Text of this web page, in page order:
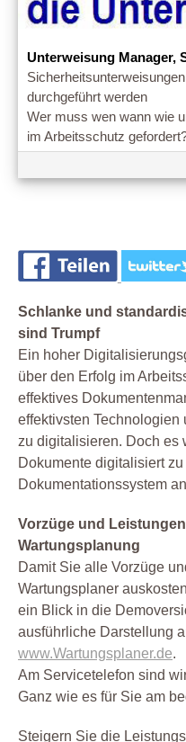
Unterweisung Manager,
durchgeführt werden
Wer muss wen wann wie
im Arbeitsschutz
Unterweisungen
Schlanke und
sind Trumpf
Ein hoher
über den Erfolg im
effektives
effektivsten Technologien
zu digitalisieren. Doch es
Dokumente digitalisiert
Dokumentationssystem
Vorzüge und
Wartungsplanung
Damit Sie alle Vorzüge
Wartungsplaner
ein Blick in die
ausführliche Darstellung
www.Wartungsplaner.de.
Am Servicetelefon sind
Ganz wie es für Sie am
Steigern Sie die